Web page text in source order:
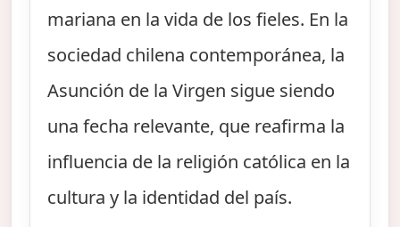
mariana en la vida de los fieles. En la
sociedad chilena contemporánea, la
Asunción de la Virgen sigue siendo
una fecha relevante, que reafirma la
influencia de la religión católica en la
cultura y la identidad del país.